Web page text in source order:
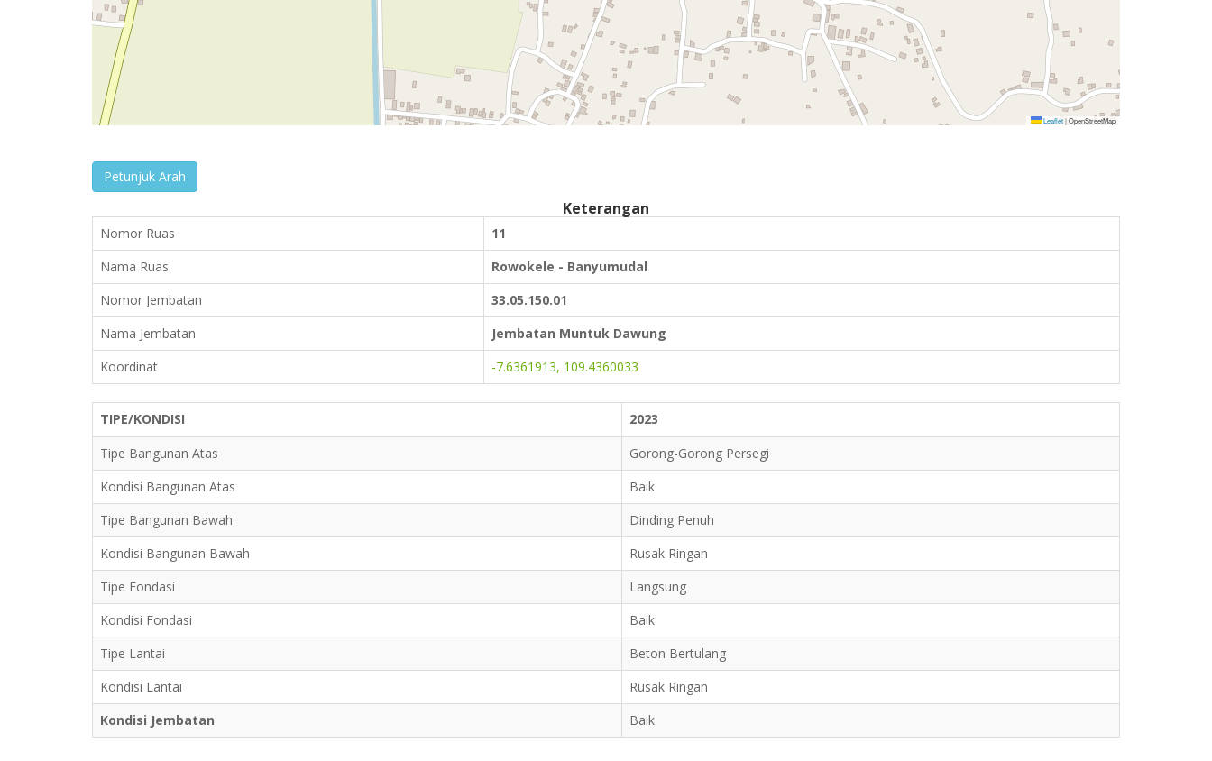
Leaflet|OpenStreetMap
Petunjuk Arah
Keterangan
Nomor Ruas
11
Nama Ruas
Rowokele - Banyumudal
Nomor Jembatan
33.05.150.01
Nama Jembatan
Jembatan Muntuk Dawung
Koordinat
-7.6361913, 109.4360033
TIPE/KONDISI
2023
Tipe Bangunan Atas
Gorong-Gorong Persegi
Kondisi Bangunan Atas
Baik
Tipe Bangunan Bawah
Dinding Penuh
Kondisi Bangunan Bawah
Rusak Ringan
Tipe Fondasi
Langsung
Kondisi Fondasi
Baik
Tipe Lantai
Beton Bertulang
Kondisi Lantai
Rusak Ringan
Kondisi Jembatan
Baik